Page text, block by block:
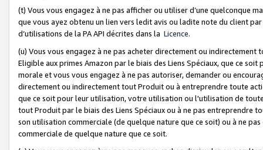
(t) Vous vous engagez à ne pas afficher ou utiliser d’une quelconque
que vous ayez obtenu un lien vers ledit avis ou ladite note du client
d’utilisations de la PA API décrites dans la Licence.
(u) Vous vous engagez à ne pas acheter directement ou
Eligible aux primes Amazon par le biais des Liens Spéciaux, que ce
morale et vous vous engagez à ne pas autoriser, demander ou
directement ou indirectement tout Produit ou à entreprendre toute
que ce soit pour leur utilisation, votre utilisation ou l'utilisation de
tout Produit par le biais des Liens Spéciaux ou à ne pas entreprendre
son utilisation commerciale (de quelque nature que ce soit) ou à ne
commerciale de quelque nature que ce soit.